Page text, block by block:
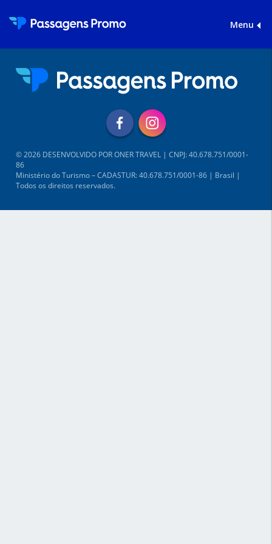
Menu
© 2026 DESENVOLVIDO POR ONER TRAVEL | CNPJ: 40.678.751/0001-
86
Ministério do Turismo – CADASTUR: 40.678.751/0001-86 | Brasil |
Todos os direitos reservados.